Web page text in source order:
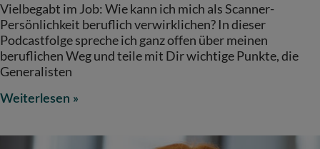
Vielbegabt im Job: Wie kann ich mich als Scanner-
Persönlichkeit beruflich verwirklichen? In dieser
Podcastfolge spreche ich ganz offen über meinen
beruflichen Weg und teile mit Dir wichtige Punkte, die
Generalisten
Weiterlesen »